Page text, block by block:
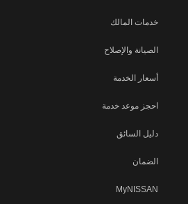
خدمات المالك
الصيانة والإصلاح
أسعار الخدمة
احجز موعد خدمة
دليل السائق
الضمان
MyNISSAN